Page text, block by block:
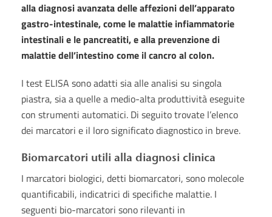
alla diagnosi avanzata delle affezioni dell’apparato
gastro-intestinale, come le malattie infiammatorie
intestinali e le pancreatiti, e alla prevenzione di
malattie dell’intestino come il cancro al colon.
I test ELISA sono adatti sia alle analisi su singola
piastra, sia a quelle a medio-alta produttività eseguite
con strumenti automatici. Di seguito trovate l’elenco
dei marcatori e il loro significato diagnostico in breve.
Biomarcatori utili alla diagnosi clinica
I marcatori biologici, detti biomarcatori, sono molecole
quantificabili, indicatrici di specifiche malattie. I
seguenti bio-marcatori sono rilevanti in